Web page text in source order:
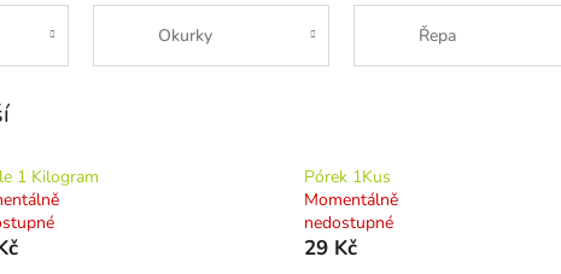
Okurky Řepa
1 Kilogram
Pórek 1Kus
Momentálně
nedostupné
29 Kč